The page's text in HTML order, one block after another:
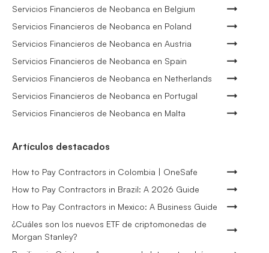
Servicios Financieros de Neobanca en Belgium
Servicios Financieros de Neobanca en Poland
Servicios Financieros de Neobanca en Austria
Servicios Financieros de Neobanca en Spain
Servicios Financieros de Neobanca en Netherlands
Servicios Financieros de Neobanca en Portugal
Servicios Financieros de Neobanca en Malta
Artículos destacados
How to Pay Contractors in Colombia | OneSafe
How to Pay Contractors in Brazil: A 2026 Guide
How to Pay Contractors in Mexico: A Business Guide
¿Cuáles son los nuevos ETF de criptomonedas de
Morgan Stanley?